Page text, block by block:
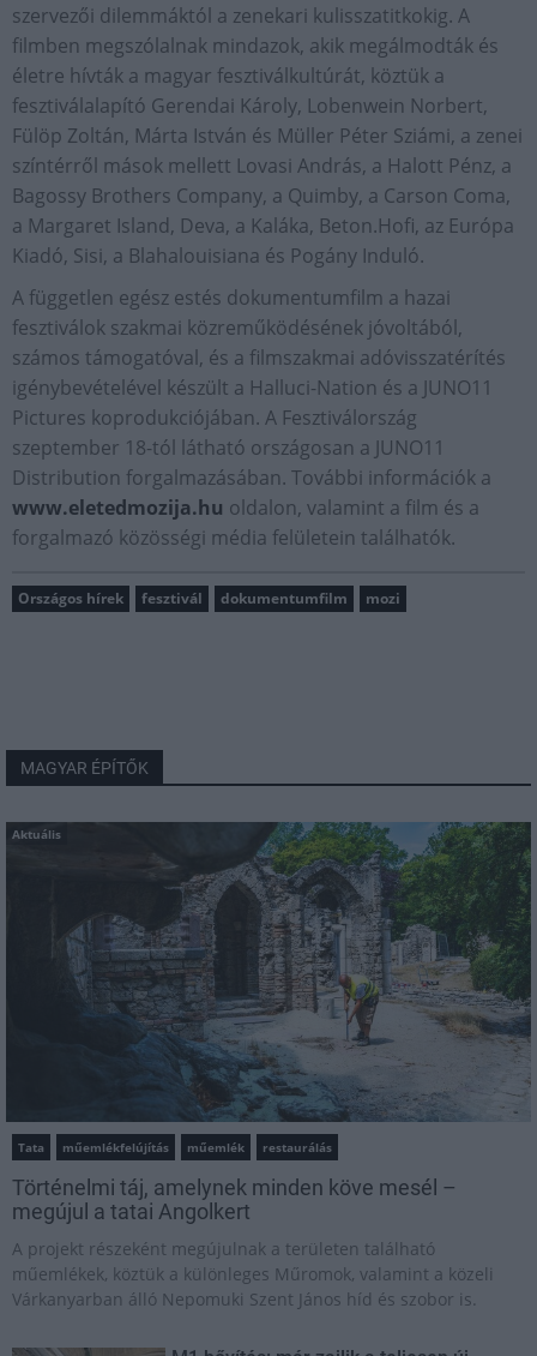
szervezői dilemmáktól a zenekari kulisszatitkokig. A
filmben megszólalnak mindazok, akik megálmodták és
életre hívták a magyar fesztiválkultúrát, köztük a
fesztiválalapító Gerendai Károly, Lobenwein Norbert,
Fülöp Zoltán, Márta István és Müller Péter Sziámi, a zenei
színtérről mások mellett Lovasi András, a Halott Pénz, a
Bagossy Brothers Company, a Quimby, a Carson Coma,
a Margaret Island, Deva, a Kaláka, Beton.Hofi, az Európa
Kiadó, Sisi, a Blahalouisiana és Pogány Induló.
A független egész estés dokumentumfilm a hazai
fesztiválok szakmai közreműködésének jóvoltából,
számos támogatóval, és a filmszakmai adóvisszatérítés
igénybevételével készült a Halluci-Nation és a JUNO11
Pictures koprodukciójában. A Fesztiválország
szeptember 18-tól látható országosan a JUNO11
Distribution forgalmazásában. További információk a
www.eletedmozija.hu oldalon, valamint a film és a
forgalmazó közösségi média felületein találhatók.
Országos hírek fesztivál dokumentumfilm mozi
MAGYAR ÉPÍTŐK
Aktuális
Tata műemlékfelújítás műemlék restaurálás
Történelmi táj, amelynek minden köve mesél –
megújul a tatai Angolkert
A projekt részeként megújulnak a területen található
műemlékek, köztük a különleges Műromok, valamint a közeli
Várkanyarban álló Nepomuki Szent János híd és szobor is.